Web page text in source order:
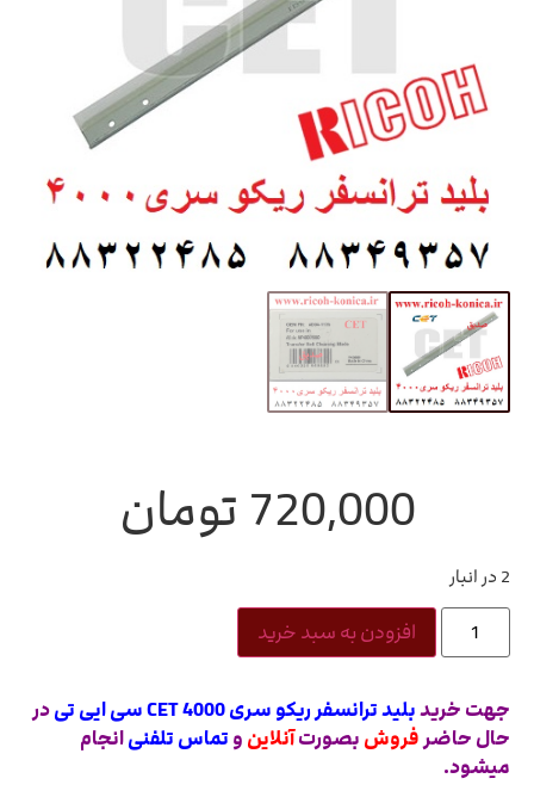
720,000 تومان
2 در انبار
افزودن به سبد خرید
جهت خریدبلید ترانسفر ریکو سری 4000 CET سی ایی تی
در
حال حاضرفروش بصورتآنلاین و تماس تلفنیانجام
میشود.